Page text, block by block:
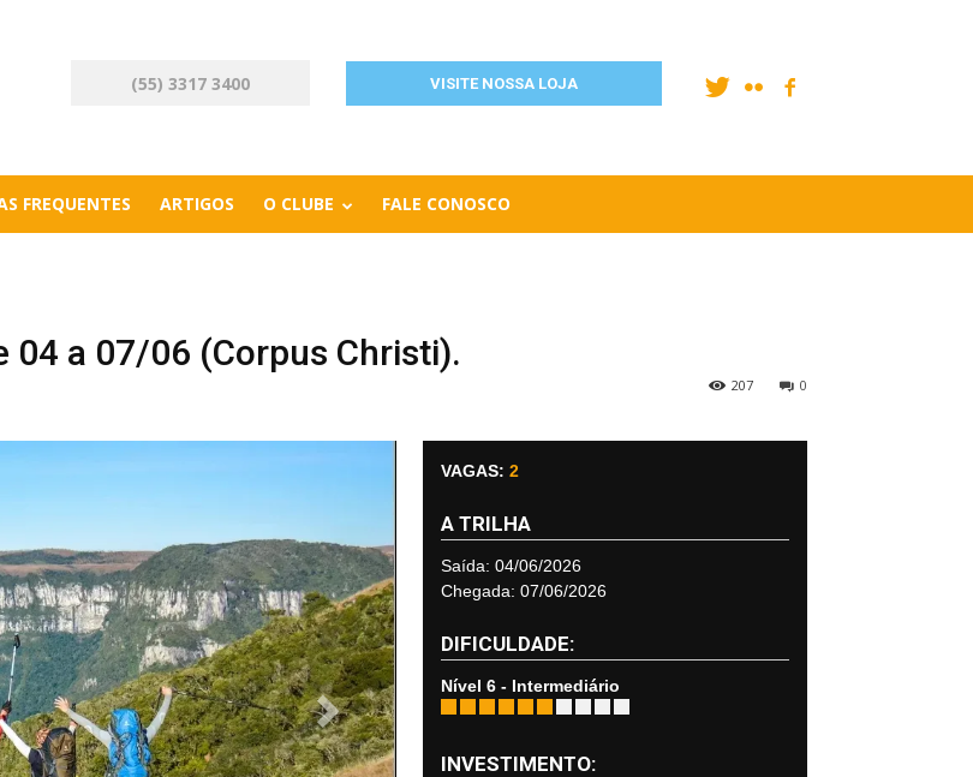
(55) 3317 3400 VISITE NOSSA LOJA
FREQUENTES ARTIGOS O CLUBE FALE CONOSCO
04 a 07/06 (Corpus Christi).
0
207
VAGAS: 2
A TRILHA
Saída: 04/06/2026
Chegada: 07/06/2026
DIFICULDADE:
Nível 6 - Intermediário
INVESTIMENTO: